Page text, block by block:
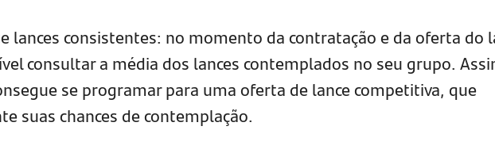
lances consistentes: no momento da contratação e da oferta do
consultar a média dos lances contemplados no seu grupo.
se programar para uma oferta de lance competitiva, que
suas chances de contemplação.